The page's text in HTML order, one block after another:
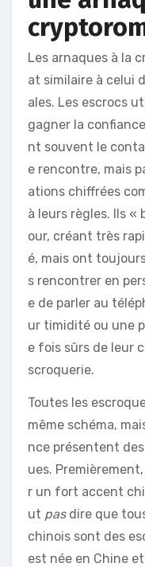
Les arnaques à la
at similaire à celui
ales. Les escrocs
gagner la
nt souvent le
e rencontre, mais
ations chiffrées
à leurs règles. Ils «
our, créant très
é, mais ont
s rencontrer en
e de parler au
ur timidité ou une
e fois sûrs de leur
scroquerie.
Toutes les
même schéma,
nce présentent
ues.
r un fort accent
ut pasdire que
chinois sont des
est née en Chine